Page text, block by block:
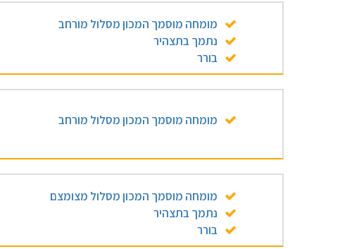
מומחה מוסמך המכון מסלול מורחב
נתמך בתצהיר
בורר
מומחה מוסמך המכון מסלול מורחב
מומחה מוסמך המכון מסלול מצומצם
נתמך בתצהיר
בורר